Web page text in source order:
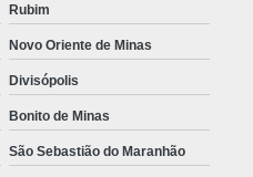
Rubim
Novo Oriente de Minas
Divisópolis
Bonito de Minas
São Sebastião do Maranhão